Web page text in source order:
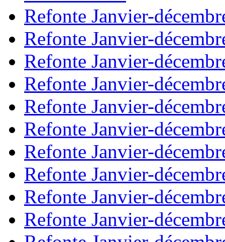
Refonte Janvier-
Refonte Janvier-
Refonte Janvier-
Refonte Janvier-
Refonte Janvier-
Refonte Janvier-
Refonte Janvier-
Refonte Janvier-
Refonte Janvier-
Refonte Janvier-